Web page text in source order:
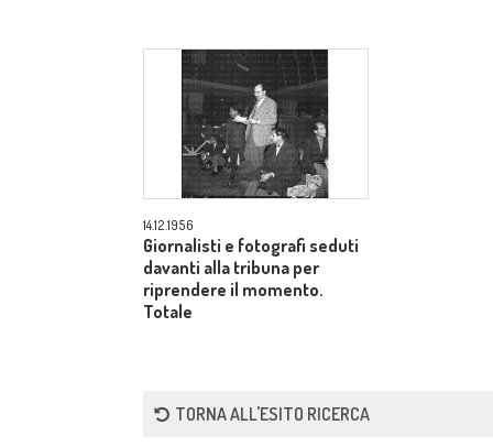
14.12.1956
Giornalisti e fotografi seduti
davanti alla tribuna per
riprendere il momento.
Totale
TORNA ALL'ESITO RICERCA